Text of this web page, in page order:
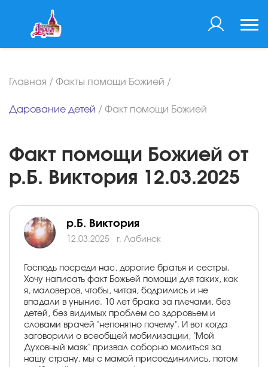
Главная / Факты помощи Божией /
Дарование детей / Факт помощи Божией
Факт помощи Божией от
р.Б. Виктория 12.03.2025
р.Б. Виктория
12.03.2025 г. Лабинск
Господь посреди нас, дорогие братья и сестры.
Хочу написать факт Божьей помощи для таких, как
я, маловеров, чтобы, читая, бодрились и не
впадали в уныние. 10 лет брака за плечами, без
детей, без видимых проблем со здоровьем и
словами врачей "непонятно почему". И вот когда
заговорили о всеобщей мобилизации, "Мой
Духовный маяк" призвал соборно молиться за
нашу страну, мы с мамой присоединились, потом